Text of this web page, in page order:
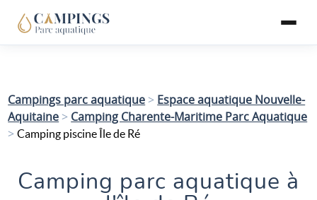
Campings parc aquatique > Espace aquatique Nouvelle-
Aquitaine > Camping Charente-Maritime Parc Aquatique
>Camping piscine Île de Ré
Camping parc aquatique à